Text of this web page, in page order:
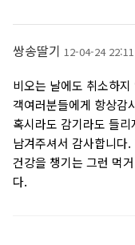
쌍송딸기 12-04-24 22:11
비오는 날에도 취소하
객여러분들에게 항상감
혹시라도 감기라도 들
남겨주셔서 감사합니다
건강을 챙기는 그런 먹
다.